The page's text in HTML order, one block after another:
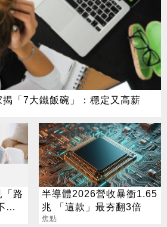
「7大鐵飯碗」：穩定又高薪
路
清
半導體2026營收暴衝1.65
兆 「這款」最夯翻3倍
焦點